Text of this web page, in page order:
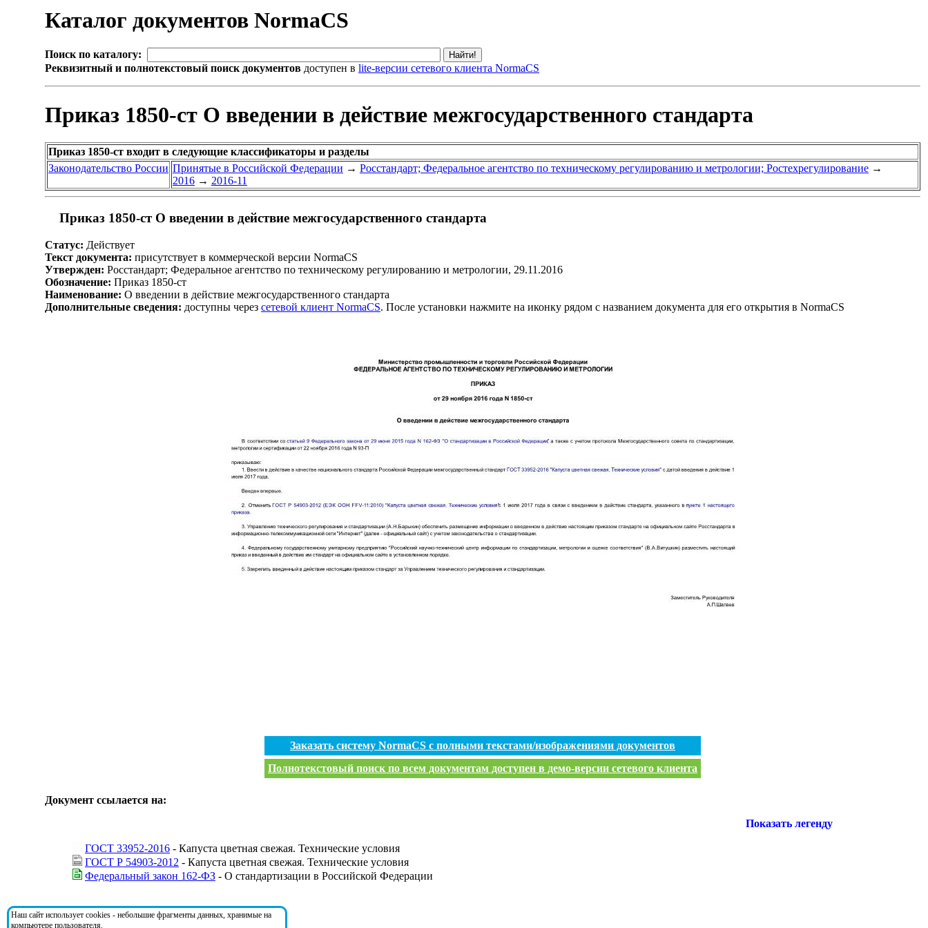
Каталог документов NormaCS
Поиск по каталогу:
Реквизитный и полнотекстовый поиск документов доступен в lite-версии сетевого клиента NormaCS
Приказ 1850-ст О введении в действие межгосударственного стандарта
Приказ 1850-ст входит в следующие классификаторы и разделы
Законодательство России Принятые в Российской Федерации → Росстандарт; Федеральное агентство по техническому регулированию и метрологии; Ростехрегулирование →
2016 → 2016-11
Приказ 1850-ст О введении в действие межгосударственного стандарта
Статус: Действует
Текст документа: присутствует в коммерческой версии NormaCS
Утвержден: Росстандарт; Федеральное агентство по техническому регулированию и метрологии, 29.11.2016
Обозначение: Приказ 1850-ст
Наименование: О введении в действие межгосударственного стандарта
Дополнительные сведения: доступны через сетевой клиент NormaCS. После установки нажмите на иконку рядом с названием документа для его открытия в NormaCS
Заказать систему NormaCS с полными текстами/изображениями документов
Полнотекстовый поиск по всем документам доступен в демо-версии сетевого клиента
Документ ссылается на:
Показать легенду
ГОСТ 33952-2016 - Капуста цветная свежая. Технические условия
ГОСТ Р 54903-2012 - Капуста цветная свежая. Технические условия
Федеральный закон 162-ФЗ - О стандартизации в Российской Федерации
На документ ссылаются:
Наш сайт использует cookies - небольшие фрагменты данных, хранимые на
компьютере пользователя.